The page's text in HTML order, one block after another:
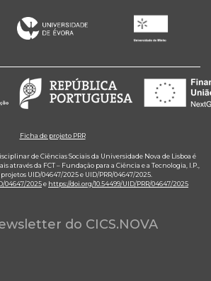
Ficha de projeto PRR
de Ciências Sociais da Universidade Nova de Lisboa é
através da FCT – Fundação para a Ciência e a Tecnologia, I.P.,
UID/04647/2025 e UID/PRR/04647/2025.
04647/2025e https://doi.org/10.54499/UID/PRR/04647/2025
do CICS.NOVA